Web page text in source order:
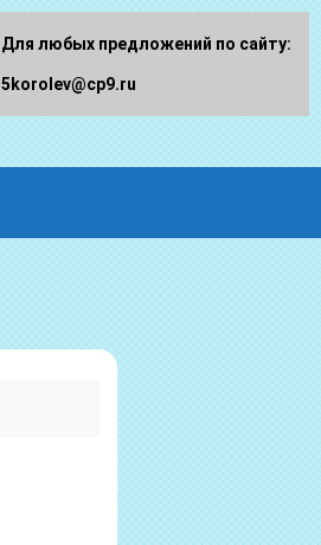
Для любых предложений по сайту:
5korolev@cp9.ru